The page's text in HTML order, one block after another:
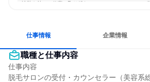
情熱を持って仕事に取り組む コミュニケーションが
仕事情報 企業情報
職種と仕事内容
仕事内容
脱毛サロンの受付・カウンセラー（美容系